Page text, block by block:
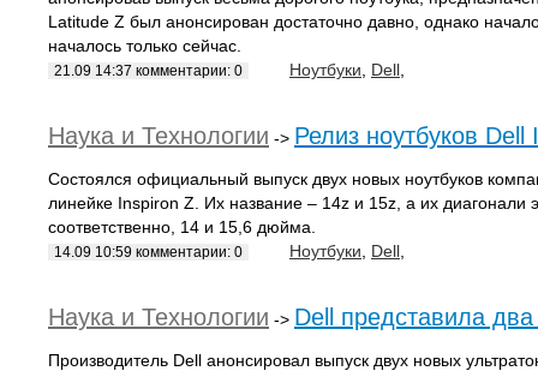
Latitude Z был анонсирован достаточно давно, однако
началось только сейчас.
21.09 14:37 комментарии: 0 Ноутбуки Dell
Наука и Технологии -> Релиз ноутбуков
Состоялся официальный выпуск двух новых ноутбуков
линейке Inspiron Z. Их название – 14z и 15z, а их диагонали
соответственно, 14 и 15,6 дюйма.
14.09 10:59 комментарии: 0 Ноутбуки Dell
Наука и Технологии -> Dell представила два
Производитель Dell анонсировал выпуск двух новых